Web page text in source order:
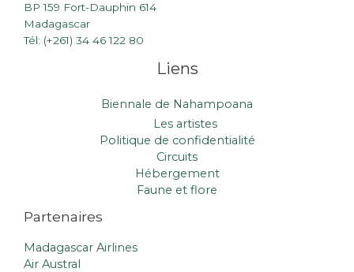
BP 159 Fort-Dauphin 614
Madagascar
Tél: (+261) 34 46 122 80
Liens
Biennale de Nahampoana
Les artistes
Politique de confidentialité
Circuits
Hébergement
Faune et flore
Partenaires
Madagascar Airlines
Air Austral